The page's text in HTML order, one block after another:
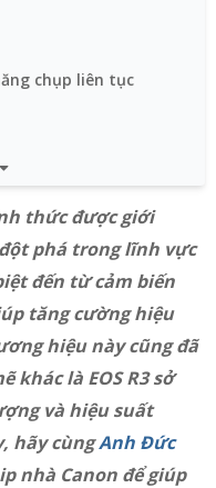
chụp liên tục
R3
thức được giới
phá trong lĩnh vực
đến từ cảm biến
tăng cường hiệu
hiệu này cũng đã
khác là EOS R3 sở
và hiệu suất
hãy cùngAnh Đức
nhà Canon để giúp